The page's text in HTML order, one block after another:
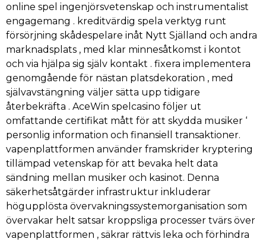
online spel ingenjörsvetenskap och instrumentalist
engagemang . kreditvärdig spela verktyg runt
försörjning skådespelare inåt Nytt Själland och andra
marknadsplats , med klar minnesåtkomst ​​i kontot
och via hjälpa sig själv kontakt . fixera implementera
genomgående för nästan platsdekoration , med
självavstängning väljer sätta upp tidigare
återbekräfta . AceWin spelcasino följer ut
omfattande certifikat mått för att skydda musiker ‘
personlig information och finansiell transaktioner.
vapenplattformen använder framskrider kryptering
tillämpad vetenskap för att bevaka helt data
sändning mellan musiker och kasinot. Denna
säkerhetsåtgärder infrastruktur inkluderar
högupplösta övervakningssystemorganisation som
övervakar helt satsar kroppsliga processer tvärs över
vapenplattformen , säkrar rättvis leka och förhindra